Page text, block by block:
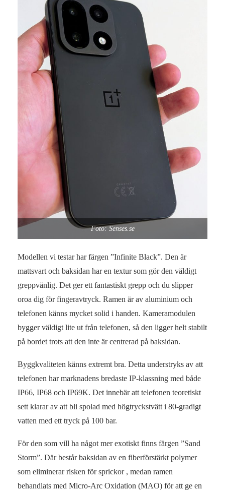
Foto: Senses.se
Modellen vi testar har färgen ”Infinite Black”. Den är
mattsvart och baksidan har en textur som gör den väldigt
greppvänlig. Det ger ett fantastiskt grepp och du slipper
oroa dig för fingeravtryck. Ramen är av aluminium och
telefonen känns mycket solid i handen. Kameramodulen
bygger väldigt lite ut från telefonen, så den ligger helt stabilt
på bordet trots att den inte är centrerad på baksidan.
Byggkvaliteten känns extremt bra. Detta understryks av att
telefonen har marknadens bredaste IP-klassning med både
IP66, IP68 och IP69K. Det innebär att telefonen teoretiskt
sett klarar av att bli spolad med högtryckstvätt i 80-gradigt
vatten med ett tryck på 100 bar.
För den som vill ha något mer exotiskt finns färgen ”Sand
Storm”. Där består baksidan av en fiberförstärkt polymer
som eliminerar risken för sprickor , medan ramen
behandlats med Micro-Arc Oxidation (MAO) för att ge en